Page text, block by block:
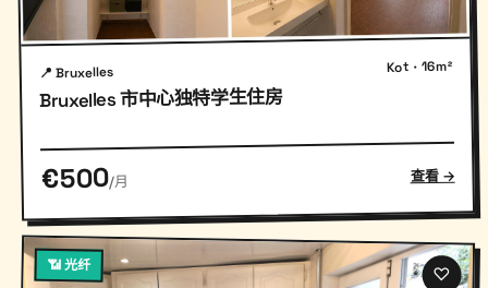
📍 Bruxelles Kot · 16m²
Bruxelles 市中心独特学生住房
€500/月 查看 →
📶 光纤 ♡